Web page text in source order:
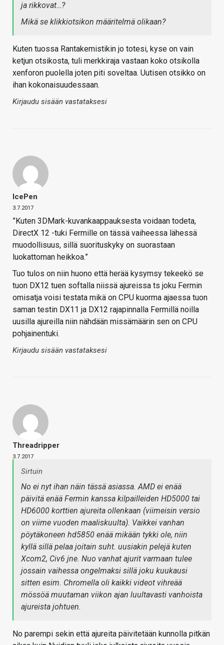
ja rikkovat…?
Mikä se klikkiotsikon määritelmä olikaan?
Kuten tuossa Rantakemistikin jo totesi, kyse on vain
ketjun otsikosta, tuli merkkiraja vastaan koko otsikolla
xenforon puolella joten piti soveltaa. Uutisen otsikko on
ihan kokonaisuudessaan.
Kirjaudu sisään vastataksesi
IcePen
3.7.2017
”Kuten 3DMark-kuvankaappauksesta voidaan todeta,
DirectX 12 -tuki Fermille on tässä vaiheessa lähessä
muodollisuus, sillä suorituskyky on suorastaan
luokattoman heikkoa.”
Tuo tulos on niin huono että herää kysymsy tekeekö se
tuon DX12 tuen softalla niissä ajureissa ts joku Fermin
omisatja voisi testata mikä on CPU kuorma ajaessa tuon
saman testin DX11 ja DX12 rajapinnalla Fermillä noilla
uusilla ajureilla niin nähdään missämäärin sen on CPU
pohjainentuki.
Kirjaudu sisään vastataksesi
Threadripper
3.7.2017
Sirtuin
No ei nyt ihan näin tässä asiassa. AMD ei enää
päivitä enää Fermin kanssa kilpailleiden HD5000 tai
HD6000 korttien ajureita ollenkaan (viimeisin versio
on viime vuoden maaliskuulta). Vaikkei vanhan
pöytäkoneen hd5850 enää mikään tykki ole, niin
kyllä sillä pelaa joitain suht. uusiakin pelejä kuten
Xcom2, Civ6 jne. Nuo vanhat ajurit varmaan tulee
jossain vaihessa ongelmaksi sillä joku kuukausi
sitten esim. Chromella oli kaikki videot vihreää
mössöä muutaman viikon ajan luultavasti vanhoista
ajureista johtuen.
No parempi sekin että ajureita päivitetään kunnolla pitkän